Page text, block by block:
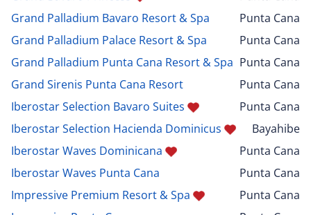
Grand Palladium Bavaro Resort & Spa
Punta Cana
Grand Palladium Palace Resort & Spa
Punta Cana
Grand Palladium Punta Cana Resort & Spa Punta Cana
Grand Sirenis Punta Cana Resort
Punta Cana
Iberostar Selection Bavaro Suites
Punta Cana
Iberostar Selection Hacienda Dominicus
Bayahibe
Iberostar Waves Dominicana
Punta Cana
Iberostar Waves Punta Cana
Punta Cana
Impressive Premium Resort & Spa
Punta Cana